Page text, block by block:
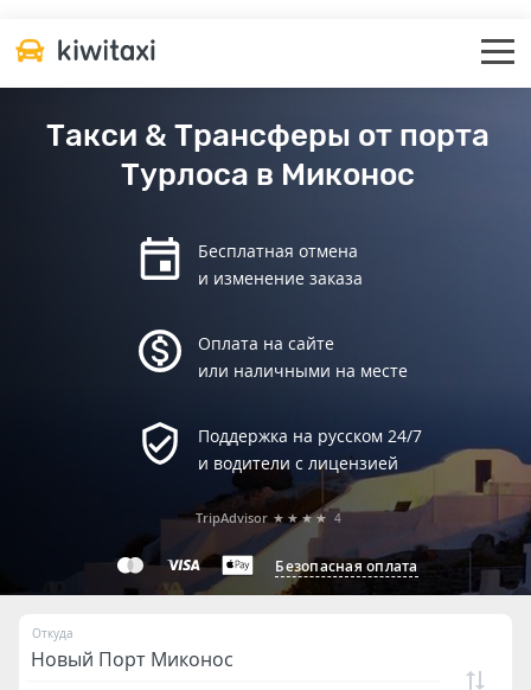
Такси & Трансферы от порта
Турлоса в Миконос
Бесплатная отмена
и изменение заказа
Оплата на сайте
или наличными на месте
Поддержка на русском 24/7
и водители с лицензией
Безопасная оплата
TripAdvisor ★★★★ 4
Откуда